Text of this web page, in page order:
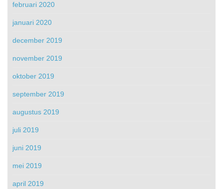
februari 2020
januari 2020
december 2019
november 2019
oktober 2019
september 2019
augustus 2019
juli 2019
juni 2019
mei 2019
april 2019